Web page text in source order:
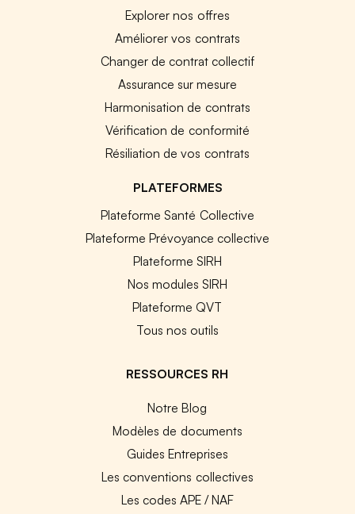
Explorer nos offres
Améliorer vos contrats
Changer de contrat collectif
Assurance sur mesure
Harmonisation de contrats
Vérification de conformité
Résiliation de vos contrats
PLATEFORMES
Plateforme Santé Collective
Plateforme Prévoyance collective
Plateforme SIRH
Nos modules SIRH
Plateforme QVT
Tous nos outils
RESSOURCES RH
Notre Blog
Modèles de documents
Guides Entreprises
Les conventions collectives
Les codes APE / NAF